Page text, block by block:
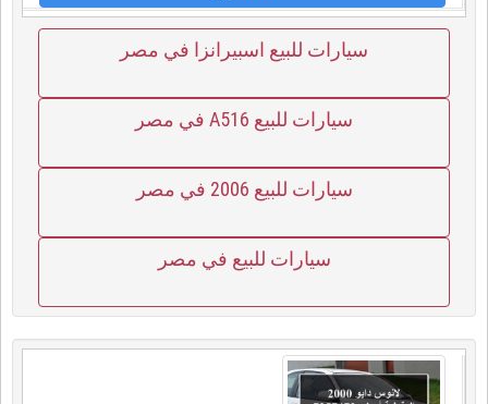
سيارات للبيع اسبيرانزا في مصر
سيارات للبيع A516 في مصر
سيارات للبيع 2006 في مصر
سيارات للبيع في مصر